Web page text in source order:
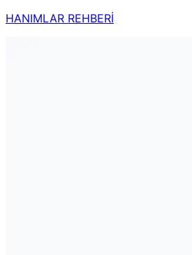
HANIMLAR REHBERİ